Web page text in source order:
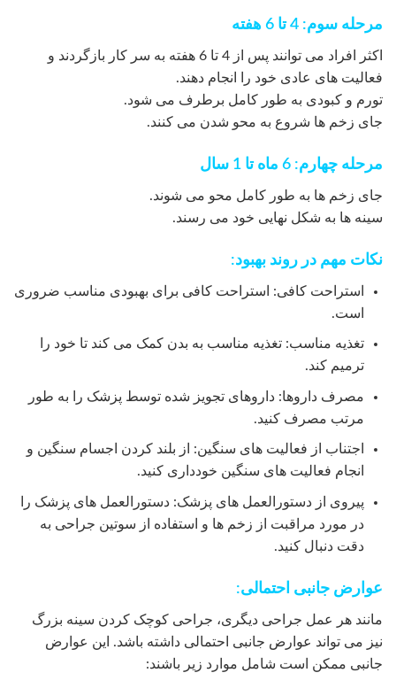
مرحله سوم: 4 تا 6 هفته
اکثر افراد می توانند پس از 4 تا 6 هفته به سر کار بازگردند و
فعالیت های عادی خود را انجام دهند.
تورم و کبودی به طور کامل برطرف می شود.
جای زخم ها شروع به محو شدن می کنند.
مرحله چهارم: 6 ماه تا 1 سال
جای زخم ها به طور کامل محو می شوند.
سینه ها به شکل نهایی خود می رسند.
نکات مهم در روند بهبود:
استراحت کافی: استراحت کافی برای بهبودی مناسب ضروری
است.
تغذیه مناسب: تغذیه مناسب به بدن کمک می کند تا خود را
ترمیم کند.
مصرف داروها: داروهای تجویز شده توسط پزشک را به طور
مرتب مصرف کنید.
اجتناب از فعالیت های سنگین: از بلند کردن اجسام سنگین و
انجام فعالیت های سنگین خودداری کنید.
پیروی از دستورالعمل های پزشک: دستورالعمل های پزشک را
در مورد مراقبت از زخم ها و استفاده از سوتین جراحی به
دقت دنبال کنید.
عوارض جانبی احتمالی:
مانند هر عمل جراحی دیگری، جراحی کوچک کردن سینه بزرگ
نیز می تواند عوارض جانبی احتمالی داشته باشد. این عوارض
جانبی ممکن است شامل موارد زیر باشند: